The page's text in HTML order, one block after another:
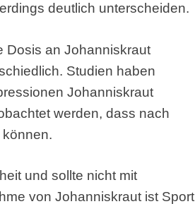
deutlich unterscheiden.
Dosis an Johanniskraut
Studien haben
Johanniskraut
werden, dass nach
und sollte nicht mit
von Johanniskraut ist Sport